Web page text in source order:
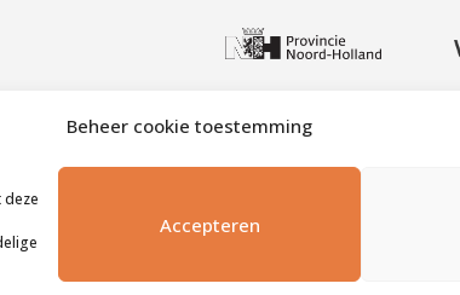
Beheer cookie toestemming
Accepteren